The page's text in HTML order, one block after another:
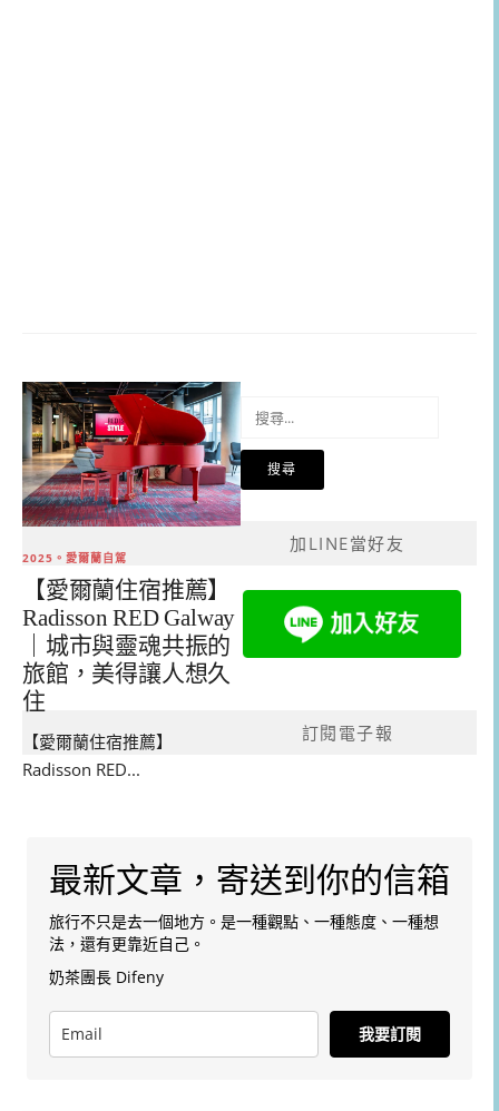
2025。愛爾蘭自駕
【愛爾蘭住宿推薦】
Radisson RED Galway
｜城市與靈魂共振的
旅館，美得讓人想久
住
【愛爾蘭住宿推薦】
Radisson RED...
關
鍵
字:
加LINE當好友
訂閱電子報
最新文章，寄送到你的信箱
旅行不只是去一個地方。是一種觀點、一種態度、一種想
法，還有更靠近自己。
奶茶團長 Difeny
我要訂閱